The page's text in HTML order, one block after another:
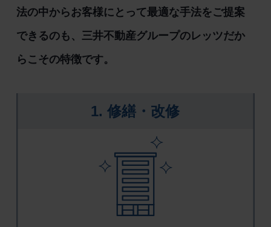
法の中からお客様にとって最適な手法をご提案
できるのも、三井不動産グループのレッツだか
らこその特徴です。
1. 修繕・改修